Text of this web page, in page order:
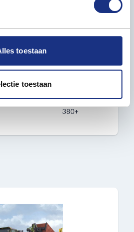
voor social media te bieden
te analyseren. Ook delen we
adverteren en analyse. Deze
combineren met andere
uw gebruik van hun services.
toestaan
toestaan
you’ll be proud to display.
380+